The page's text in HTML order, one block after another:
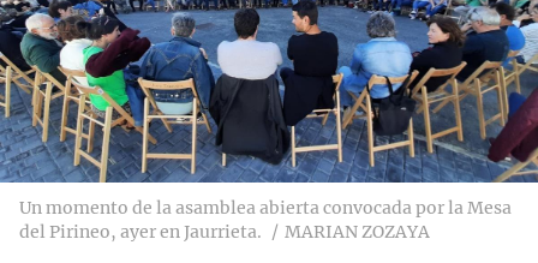
Un momento de la asamblea abierta convocada por la Mesa
del Pirineo, ayer en Jaurrieta.
MARIAN ZOZAYA